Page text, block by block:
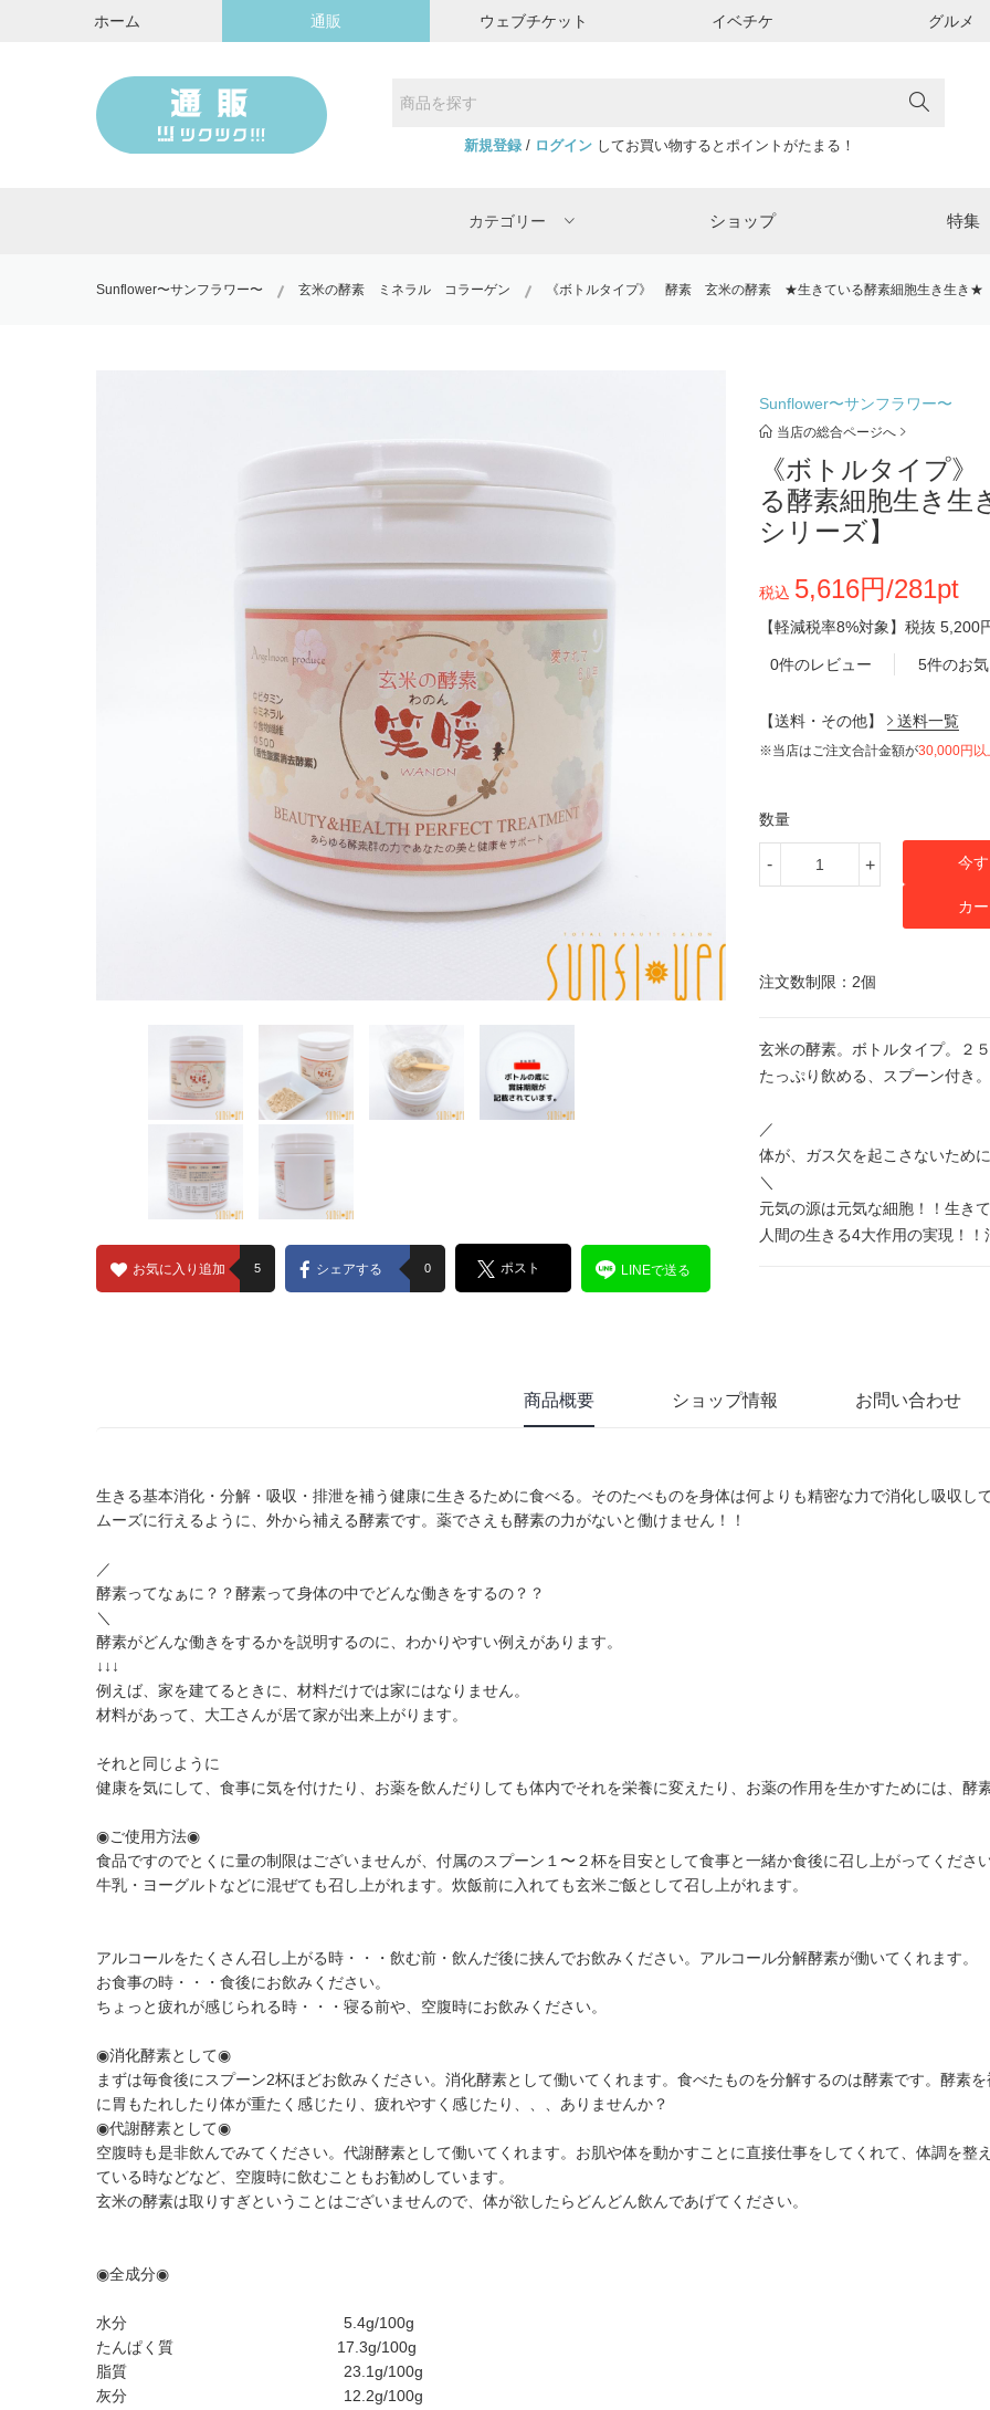
ホーム 通販 ウェブチケット イベチケ グルメ
新規登録/ ログインしてお買い物するとポイントがたまる！
カテゴリー ショップ 特集
Sunflower〜サンフラワー〜 玄米の酵素 ミネラル コラーゲン 《ボトルタイプ》 酵素 玄米の酵素 ★生きている酵素細胞生き生き★
お気に入り追加 5 シェアする 0 ポスト LINEで送る
Sunflower〜サンフラワー〜
当店の総合ページへ
《ボトルタイ
る酵素細胞生き
シリーズ】
税込 5,616円/281pt
【軽減税率8%対象】 税抜 5,200
0件のレビュー 5件のお
【送料・その他】 送料一覧
※当店はご注文合計金額が30,000円以
数量
- + 今
カ
注文数制限：2個
玄米の酵素。ボトルタイプ。２
たっぷり飲める、スプーン付き。
／
体が、ガス欠を起こさないため
＼
元気の源は元気な細胞！！生き
人間の生きる4大作用の実現！
商品概要 ショップ情報 お問い合わせ
生きる基本消化・分解・吸収・排泄を補う健康に生きるために食べる。そのたべものを身体は何よりも精密な力で消化し吸収
ムーズに行えるように、外から補える酵素です。薬でさえも酵素の力がないと働けません！！
／
酵素ってなぁに？？酵素って身体の中でどんな働きをするの？？
＼
酵素がどんな働きをするかを説明するのに、わかりやすい例えがあります。
↓↓↓
例えば、家を建てるときに、材料だけでは家にはなりません。
材料があって、大工さんが居て家が出来上がります。
それと同じように
健康を気にして、食事に気を付けたり、お薬を飲んだりしても体内でそれを栄養に変えたり、お薬の作用を生かすためには、酵
◉ご使用方法◉
食品ですのでとくに量の制限はございませんが、付属のスプーン１〜２杯を目安として食事と一緒か食後に召し上がってくださ
牛乳・ヨーグルトなどに混ぜても召し上がれます。炊飯前に入れても玄米ご飯として召し上がれます。
アルコールをたくさん召し上がる時・・・飲む前・飲んだ後に挟んでお飲みください。アルコール分解酵素が働いてくれます。
お食事の時・・・食後にお飲みください。
ちょっと疲れが感じられる時・・・寝る前や、空腹時にお飲みください。
◉消化酵素として◉
まずは毎食後にスプーン2杯ほどお飲みください。消化酵素として働いてくれます。食べたものを分解するのは酵素です。酵素
に胃もたれしたり体が重たく感じたり、疲れやすく感じたり、、、ありませんか？
◉代謝酵素として◉
空腹時も是非飲んでみてください。代謝酵素として働いてくれます。お肌や体を動かすことに直接仕事をしてくれて、体調を
ている時などなど、空腹時に飲むこともお勧めしています。
玄米の酵素は取りすぎということはございませんので、体が欲したらどんどん飲んであげてください。
◉全成分◉
水分 5.4g/100g
たんぱく質 17.3g/100g
脂質 23.1g/100g
灰分 12.2g/100g